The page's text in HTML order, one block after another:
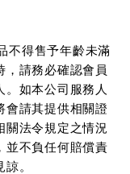
不得售予年齡未滿
，請務必確認會員
。如本公司服務人
會請其提供相關證
關法令規定之情況
並不負任何賠償責
。